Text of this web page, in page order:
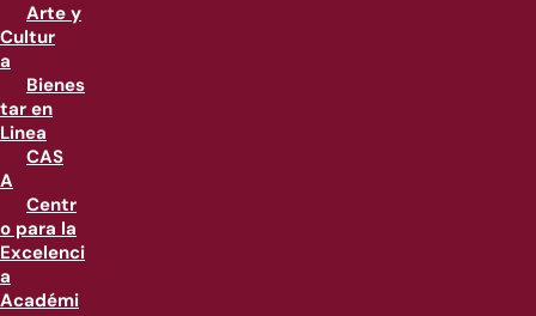
Arte y
Cultur
a
Bienes
tar en
Linea
CAS
A
Centr
o para la
Excelenci
a
Académi